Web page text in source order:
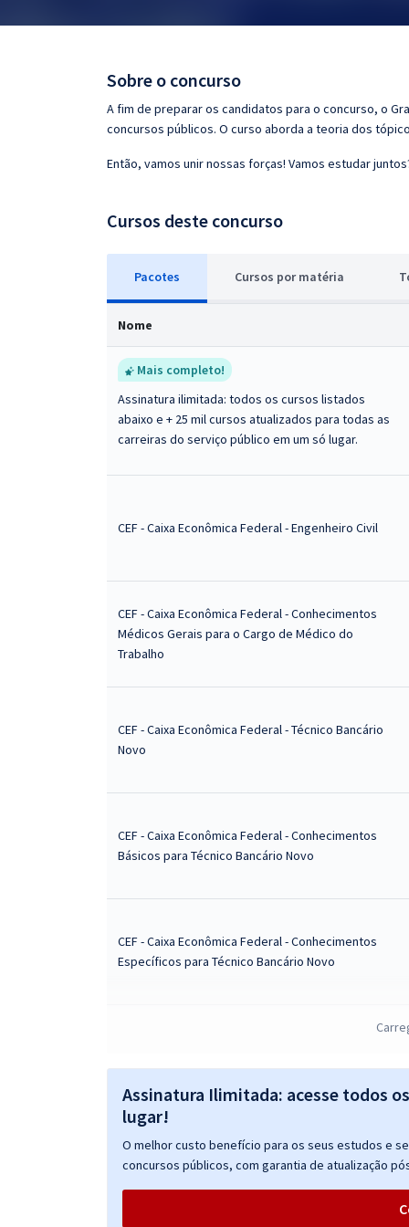
Conteúdo gratuito
Sobre o concurso
A fim de preparar os candidatos para o concurso, o
concursos públicos. O curso aborda a teoria dos
Então, vamos unir nossas forças! Vamos estudar
Cursos deste concurso
Pacotes Cursos por matéria
Nome
Mais completo!
Assinatura ilimitada: todos os cursos listados
abaixo e + 25 mil cursos atualizados para todas as
carreiras do serviço público em um só lugar.
CEF - Caixa Econômica Federal - Engenheiro Civil
CEF - Caixa Econômica Federal - Conhecimentos
Médicos Gerais para o Cargo de Médico do
Trabalho
CEF - Caixa Econômica Federal - Técnico Bancário
Novo
CEF - Caixa Econômica Federal - Conhecimentos
Básicos para Técnico Bancário Novo
CEF - Caixa Econômica Federal - Conhecimentos
Específicos para Técnico Bancário Novo
Básicos para Todos os Cargos de Nível Superior
CEF - Caixa Econômica Federal - Engenheiro
Elétrico
Assinatura Ilimitada: acesse todos
lugar!
O melhor custo benefício para os seus estudos e
concursos públicos, com garantia de atualização